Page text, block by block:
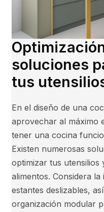
soluciones
tus
En el diseño de una
aprovechar al máximo
tener una cocina
Existen numerosas
optimizar tus utensilios
alimentos. Considera
estantes deslizables,
organización modular